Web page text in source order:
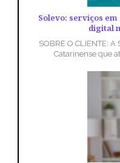
Solevo: serviços
digital
SOBRE O CLIENTE:
Catarinense que